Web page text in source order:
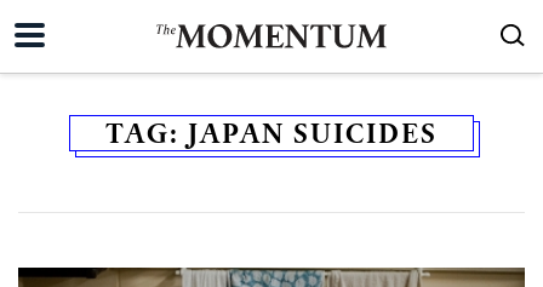
TAG: JAPAN SUICIDES